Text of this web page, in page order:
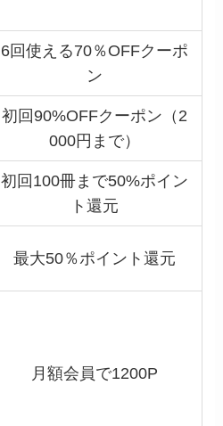
6回使える70％OFFクーポ
ン
初回90%OFFクーポン（2
000円まで）
初回100冊まで50%ポイン
ト還元
最大50％ポイント還元
月額会員で1200P